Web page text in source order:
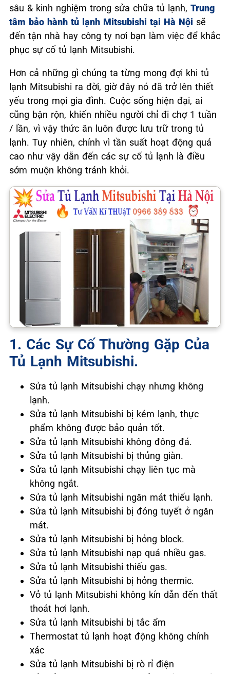
sâu & kinh nghiệm trong sửa chữa tủ lạnh, Trung
tâm bảo hành tủ lạnh Mitsubishi tại Hà Nội sẽ
đến tận nhà hay công ty nơi bạn làm việc để khắc
phục sự cố tủ lạnh Mitsubishi.
Hơn cả những gì chúng ta từng mong đợi khi tủ
lạnh Mitsubishi ra đời, giờ đây nó đã trở lên thiết
yếu trong mọi gia đình. Cuộc sống hiện đại, ai
cũng bận rộn, khiến nhiều người chỉ đi chợ 1 tuần
/ lần, vì vậy thức ăn luôn được lưu trữ trong tủ
lạnh. Tuy nhiên, chính vì tần suất hoạt động quá
cao như vậy dẫn đến các sự cố tủ lạnh là điều
sớm muộn không tránh khỏi.
1. Các Sự Cố Thường Gặp Của
Tủ Lạnh Mitsubishi.
Sửa tủ lạnh Mitsubishi chạy nhưng không
lạnh.
Sửa tủ lạnh Mitsubishi bị kém lạnh, thực
phẩm không được bảo quản tốt.
Sửa tủ lạnh Mitsubishi không đông đá.
Sửa tủ lạnh Mitsubishi bị thủng giàn.
Sửa tủ lạnh Mitsubishi chạy liên tục mà
không ngắt.
Sửa tủ lạnh Mitsubishi ngăn mát thiếu lạnh.
Sửa tủ lạnh Mitsubishi bị đóng tuyết ở ngăn
mát.
Sửa tủ lạnh Mitsubishi bị hỏng block.
Sửa tủ lạnh Mitsubishi nạp quá nhiều gas.
Sửa tủ lạnh Mitsubishi thiếu gas.
Sửa tủ lạnh Mitsubishi bị hỏng thermic.
Vỏ tủ lạnh Mitsubishi không kín dẫn đến thất
thoát hơi lạnh.
Sửa tủ lạnh Mitsubishi bị tắc ẩm
Thermostat tủ lạnh hoạt động không chính
xác
Sửa tủ lạnh Mitsubishi bị rò rỉ điện